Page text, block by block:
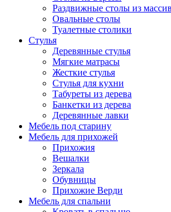
Раздвижные столы из
Овальные столы
Туалетные столики
Стулья
Деревянные стулья
Мягкие матрасы
Жесткие стулья
Стулья для кухни
Табуреты из дерева
Банкетки из дерева
Деревянные лавки
Мебель под старину
Мебель для прихожей
Прихожия
Вешалки
Зеркала
Обувницы
Прихожие Верди
Мебель для спальни